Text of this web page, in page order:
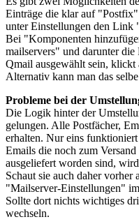
Einträge die klar auf
unter Einstellungen den Link
Bei "Komponenten
mailservers" und darunter
Qmail ausgewählt sein,
Alternativ kann man das
Probleme bei der
Die Logik hinter der
gelungen. Alle Postfächer,
erhalten. Nur eins
Emails die noch zum
ausgeliefert worden sind,
Schaut sie auch daher vorher
"Mailserver-Einstellungen"
Sollte dort nichts wichtiges
wechseln.